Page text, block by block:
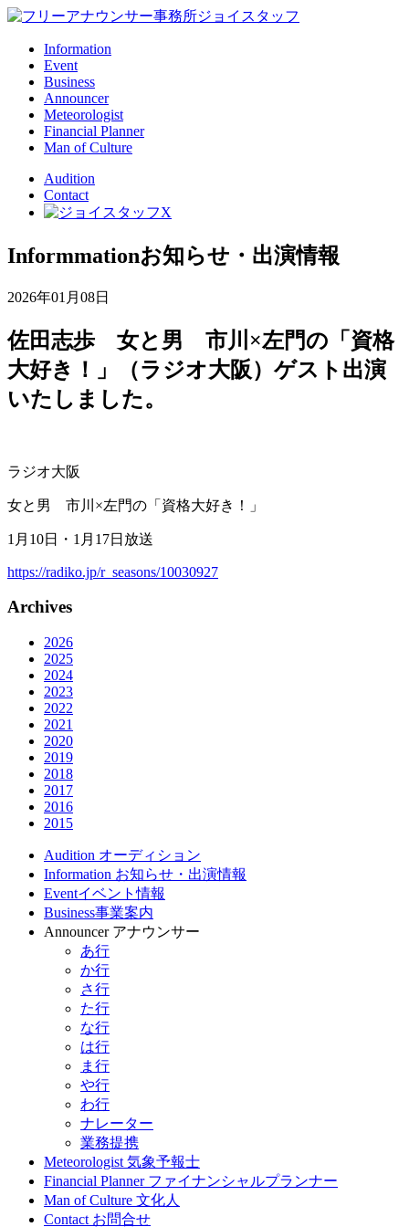
Information
Event
Business
Announcer
Meteorologist
Financial Planner
Man of Culture
Audition
Contact
Informmationお知らせ・出演情報
2026年01月08日
佐田志歩 女と男 市川×左門の「資格
大好き！」（ラジオ大阪）ゲスト出演
いたしました。
ラジオ大阪
女と男 市川×左門の「資格大好き！」
1月10日・1月17日放送
https://radiko.jp/r_seasons/10030927
Archives
2026
2025
2024
2023
2022
2021
2020
2019
2018
2017
2016
2015
Audition オーディション
Information お知らせ・出演情報
Eventイベント情報
Business事業案内
Announcer アナウンサー
あ行
か行
さ行
た行
な行
は行
ま行
や行
わ行
ナレーター
業務提携
Meteorologist 気象予報士
Financial Planner ファイナンシャルプランナー
Man of Culture 文化人
Contact お問合せ